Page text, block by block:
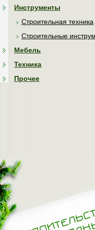
Инструменты
Строительная техника
Строительные
Мебель
Техника
Прочее